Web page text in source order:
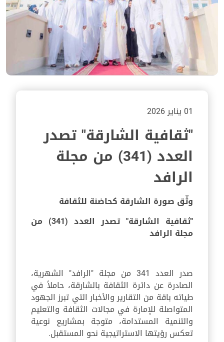
01 يناير 2026
"ثقافية الشارقة" تصدر
العدد (341) من مجلة
الرافد
وثّق صورة الشارقة كحاضنة للثقافة
"ثقافية الشارقة" تصدر العدد (341) من
مجلة الرافد
صدر العدد 341 من مجلة "الرافد" الشهرية،
الصادرة عن دائرة الثقافة بالشارقة، حاملاً في
طياته باقة من التقارير والأخبار التي تبرز الجهود
المتواصلة للإمارة في مجالات الثقافة والتعليم
والتنمية المستدامة، متوجة بمشاريع نوعية
تعكس رؤيتها الاستراتيجية نحو المستقبل.